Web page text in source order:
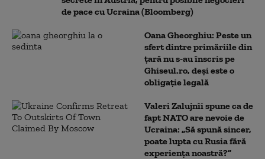
de pace cu Ucraina (Bloomberg)
Oana Gheorghiu: Peste un
sfert dintre primăriile din
țară nu s-au înscris pe
Ghiseul.ro, deși este o
obligație legală
Valeri Zalujnîi spune ca de
fapt NATO are nevoie de
Ucraina: „Să spună sincer,
poate lupta cu Rusia fără
experiența noastră?”